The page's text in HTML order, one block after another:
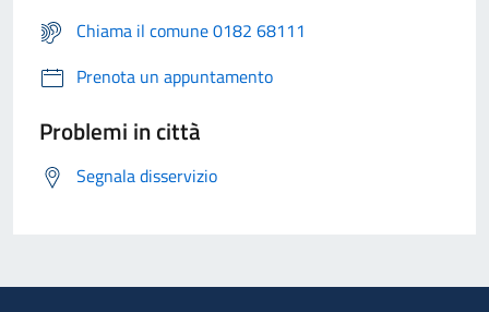
Chiama il comune 0182 68111
Prenota un appuntamento
Problemi in città
Segnala disservizio